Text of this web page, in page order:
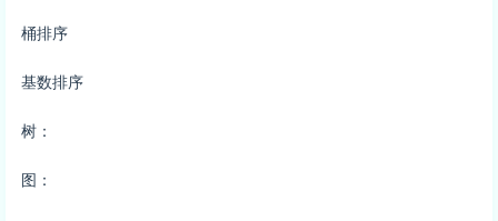
桶排序
基数排序
树：
图：